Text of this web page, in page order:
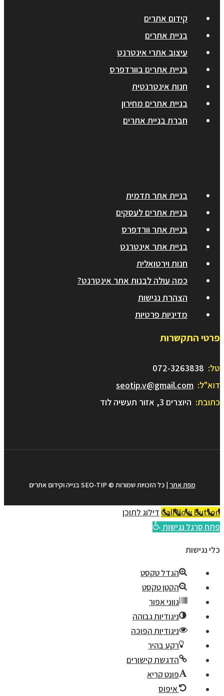
קידום אתרים
בניית אתרים
עיצוב אתרי אינטרנט
בניית אתרים בוורדפרס
חנות אינטרנטית
בניית אתרים מחירון
חברת בניית אתרים
בניית אתר תדמית
בניית אתרים לעסקים
בניית אתר וורדפרס
בניית אתר אינטרנט
חנות וירטואלית
כמה עולה לבנות אתר אינטרנט?
הצהרת נגישות
מדיניות פרטיות
פרטי התקשרות
טל:
דוא"ל: seotip.v@gmail.com
כתובת: היוצרים 3, אזור תעשיה לוד
מפת אתר | כל הזכויות שמורות © SEO-TIP בנייה וקידום אתרים
Call Now Button דילוג לתוכן
פתח סרגל נגישות
כלי נגישות
הגדל טקסט
הקטן טקסט
גווני אפור
ניגודיות גבוהה
ניגודיות הפוכה
רקע בהיר
הדגשת קישורים
פונט קריא
איפוס